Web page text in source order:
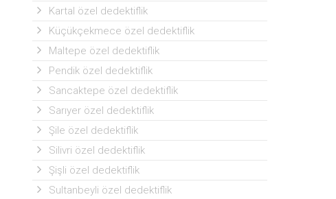
Kartal özel dedektiflik
Küçükçekmece özel dedektiflik
Maltepe özel dedektiflik
Pendik özel dedektiflik
Sancaktepe özel dedektiflik
Sarıyer özel dedektiflik
Şile özel dedektiflik
Silivri özel dedektiflik
Şişli özel dedektiflik
Sultanbeyli özel dedektiflik